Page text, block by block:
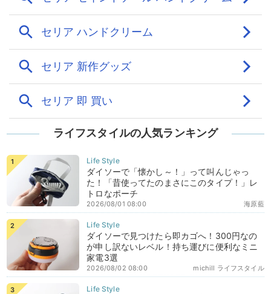
ライフスタイルの人気ランキング
ダイソーで「懐かし～！」って叫んじゃっ
た！「昔使ってたのまさにこのタイプ！」レ
トロなポーチ
海原藍
2026/08/01 08:00
ダイソーで見つけたら即カゴへ！300円なの
が申し訳ないレベル！持ち運びに便利なミニ
家電3選
michill ライフスタイル
2026/08/02 08:00